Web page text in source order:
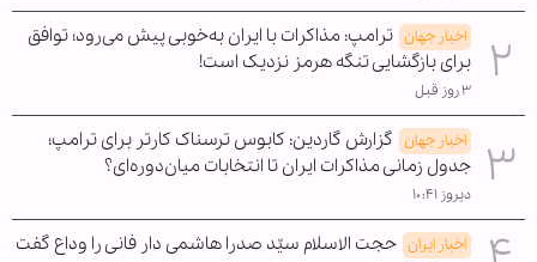
اخبار جهان ترامپ: مذاکرات با ایران به‌خوبی پیش می‌رود؛ توافق
برای بازگشایی تنگه هرمز نزدیک است!
۳ روز قبل
اخبار جهان گزارش گاردین: کابوس ترسناک کارتر برای ترامپ؛
جدول زمانی مذاکرات ایران تا انتخابات میان‌دوره‌ای؟
دیروز ۱۰:۴۱
اخبار ایران حجت الاسلام سیّد صدرا هاشمی دار فانی را وداع گفت